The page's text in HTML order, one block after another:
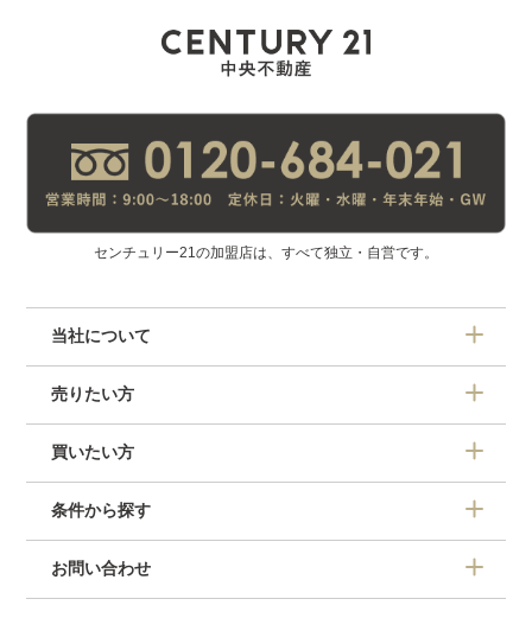
センチュリー21の加盟店は、すべて独立・自営です。
当社について
売りたい方
買いたい方
条件から探す
お問い合わせ